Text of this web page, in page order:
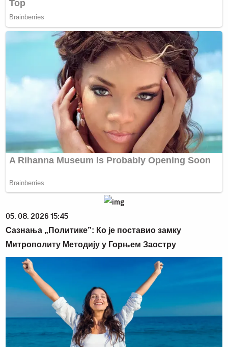
05. 08. 2026 15:45
Сазнања „Политике”: Ко је поставио замку
Митрополиту Методију у Горњем Заостру